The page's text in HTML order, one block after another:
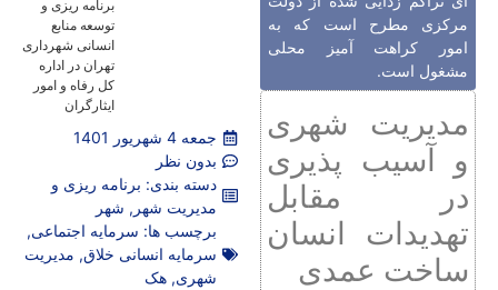
مرکزی مطرح است که به
امور کراهت آمیز محلی
مشغول است.
مدیریت شهری
و آسیب پذیری
در مقابل
تهدیدات انسان
ساخت عمدی
برنامه ‌ریزی و
توسعه منابع
انسانی شهرداری
تهران در اداره
کل رفاه و امور
ایثارگران
جمعه 4 شهریور 1401
بدون نظر
دسته بندی: برنامه ریزی و
مدیریت شهر , شهر
برچسب ها: سرمایه اجتماعی,
سرمایه انسانی خلاق, مدیریت
شهری, هک